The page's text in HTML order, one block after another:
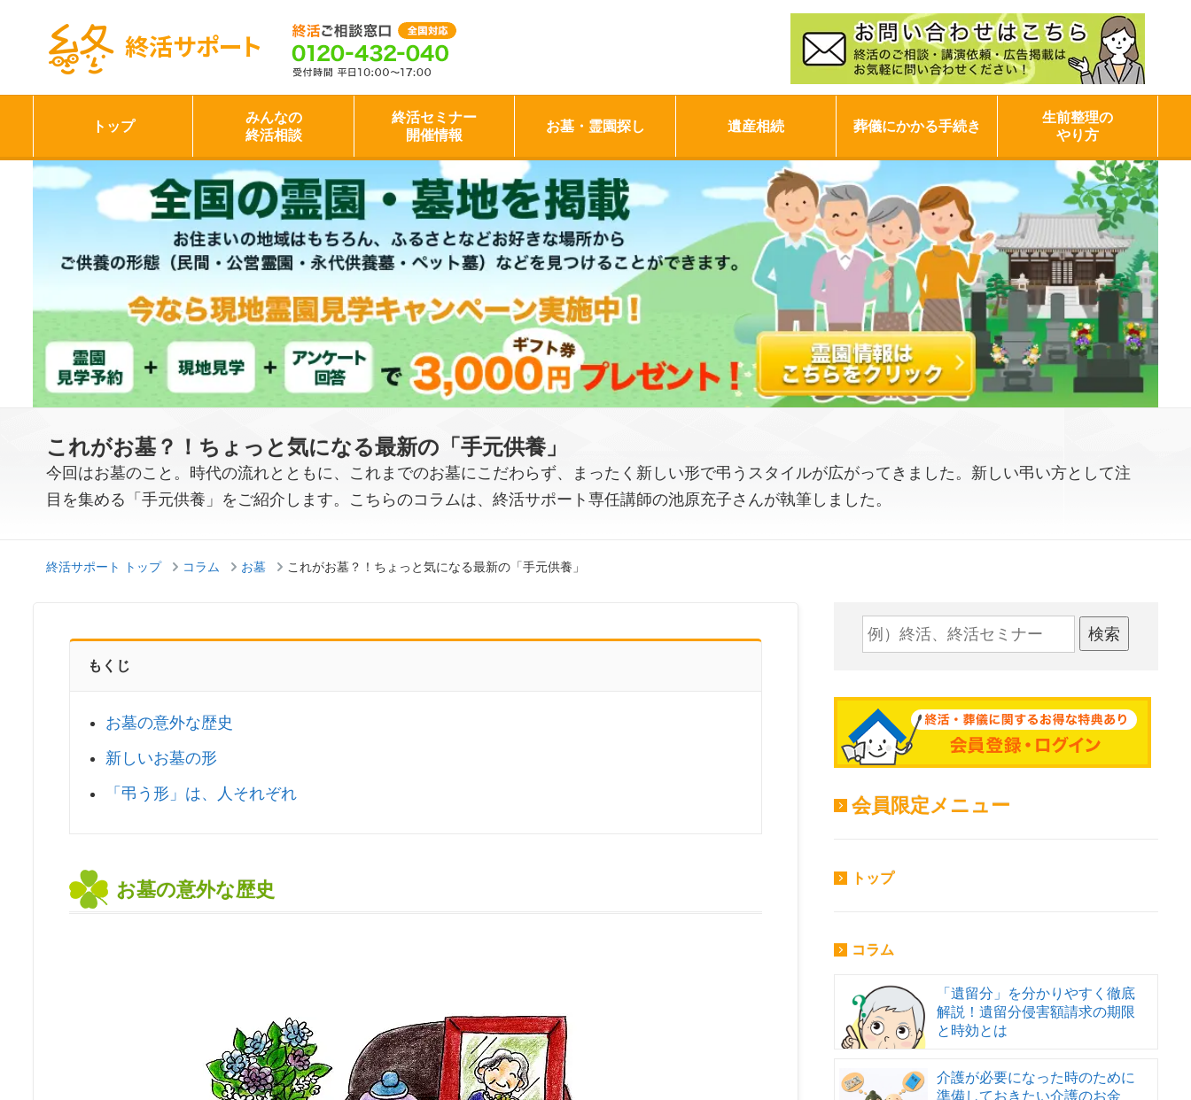
終活サポート
トップ
みんなの
終活相談
終活セミナー
開催情報
お墓・霊園探し 遺産相続 葬儀にかかる手続き
生前整理の
やり方
これがお墓？！ちょっと気になる最新の「手元供養」
今回はお墓のこと。時代の流れとともに、これまでのお墓にこだわらず、まったく新しい形で弔うスタイルが広がってきました。新しい弔い方として注
目を集める「手元供養」をご紹介します。こちらのコラムは、終活サポート専任講師の池原充子さんが執筆しました。
終活サポート トップ コラム お墓 これがお墓？！ちょっと気になる最新の「手元供養」
もくじ
お墓の意外な歴史
新しいお墓の形
「弔う形」は、人それぞれ
お墓の意外な歴史
検索
会員限定メニュー
トップ
コラム
「遺留分」を分かりやすく徹底
解説！遺留分侵害額請求の期限
と時効とは
介護が必要になった時のために
準備しておきたい介護のお金